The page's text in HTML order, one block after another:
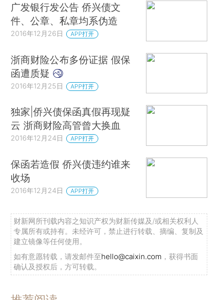
广发银行发公告 侨兴债文
件、公章、私章均系伪造
2016年12月26日 APP打开
浙商财险公布多份证据 假保
函遭质疑
2016年12月25日 APP打开
独家|侨兴债保函真假再现疑
云 浙商财险高管曾大换血
2016年12月24日 APP打开
保函若造假 侨兴债违约谁来
收场
2016年12月24日 APP打开
财新网所刊载内容之知识产权为财新传媒及/或相关权利人
专属所有或持有。未经许可，禁止进行转载、摘编、复制及
建立镜像等任何使用。
如有意愿转载，请发邮件至hello@caixin.com ，获得书面
确认及授权后，方可转载。